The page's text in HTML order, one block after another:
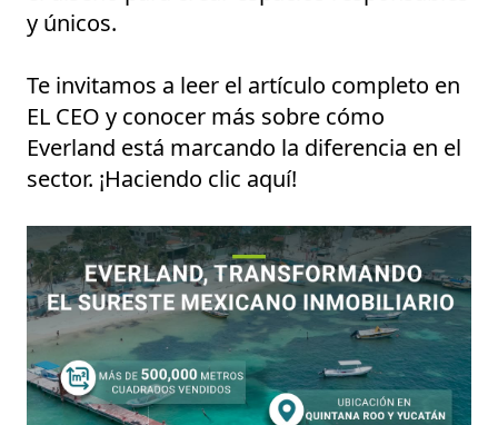
y únicos.
Te invitamos a leer el artículo completo en
EL CEO y conocer más sobre cómo
Everland está marcando la diferencia en el
sector. ¡Haciendo clic aquí!